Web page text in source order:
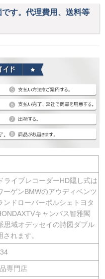
す。代理費用、送料等
ライブレコーダーHD隠し式は
ーゲンBMWのアウディベンツ
ンドローバーポルシェトヨタ
キャンバス智雅閣
思域オデッセイの詩図ダブル
れます。
専門店